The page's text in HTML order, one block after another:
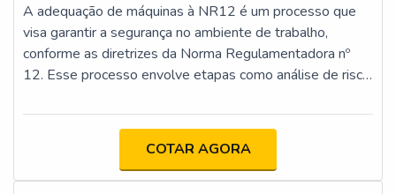
A adequação de máquinas à NR12 é um processo que
visa garantir a segurança no ambiente de trabalho,
conforme as diretrizes da Norma Regulamentadora nº
12. Esse processo envolve etapas como análise de risco,
segurança, atualização da documentação técnica e
capacitação dos operadores. O objetivo é minimizar os
riscos de acidentes e assegurar que as máquinas
estejam em conformidade com os requisitos legais e
COTAR AGORA